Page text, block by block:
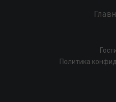
Политика